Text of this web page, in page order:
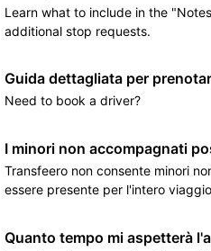
Learn what to include in the
additional stop requests.
Guida dettagliata per
Need to book a driver?
I minori non accompagnati
Transfeero non consente minori
essere presente per l'intero
Quanto tempo mi aspetterà